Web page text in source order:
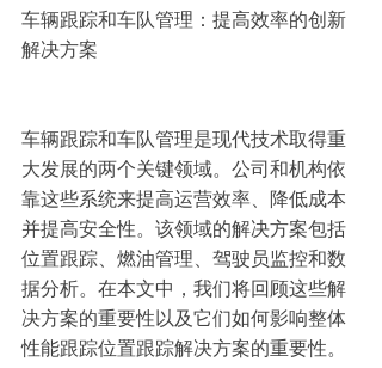
车辆跟踪和车队管理：提高效率的创新
解决方案
车辆跟踪和车队管理是现代技术取得重
大发展的两个关键领域。公司和机构依
靠这些系统来提高运营效率、降低成本
并提高安全性。该领域的解决方案包括
位置跟踪、燃油管理、驾驶员监控和数
据分析。在本文中，我们将回顾这些解
决方案的重要性以及它们如何影响整体
性能跟踪位置跟踪解决方案的重要性。